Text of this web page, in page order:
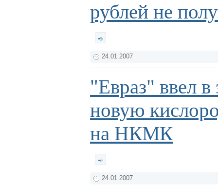
рублей не
24.01.2007
"Евраз" ввел
новую
на НКМК
24.01.2007